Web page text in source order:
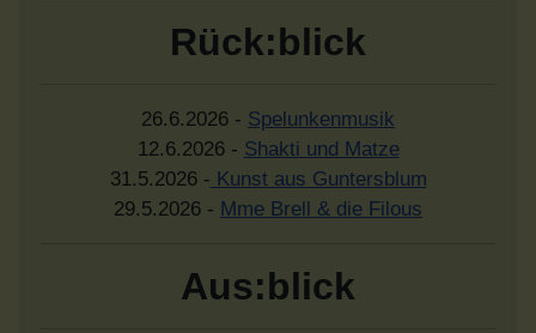
Rück:blick
26.6.2026 - Spelunkenmusik
12.6.2026 - Shakti und Matze
31.5.2026 - Kunst aus Guntersblum
29.5.2026 - Mme Brell & die Filous
Aus:blick